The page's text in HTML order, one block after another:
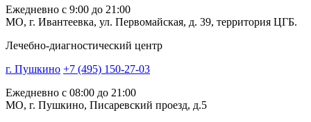
Ежедневно с 9:00 до 21:00
МО, г. Ивантеевка, ул. Первомайская, д. 39, территория ЦГБ.
Лечебно-диагностический центр
г. Пушкино +7 (495) 150-27-03
Ежедневно с 08:00 до 21:00
МО, г. Пушкино, Писаревский проезд, д.5